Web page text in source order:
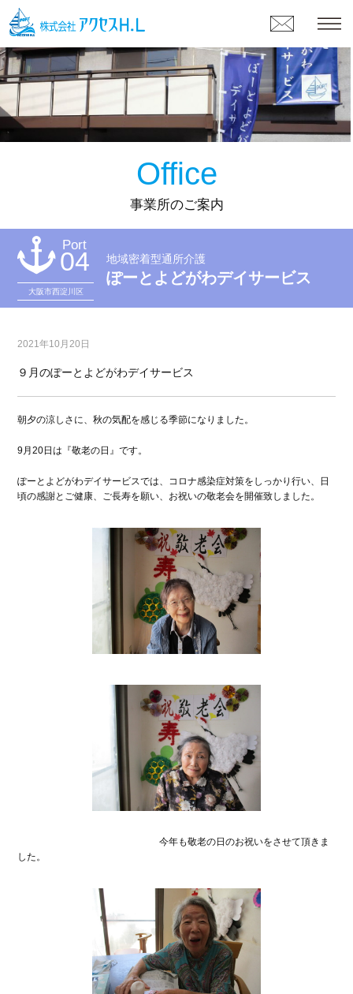
Office
事業所のご案内
Port
04
大阪市西淀川区
地域密着型通所介護
ぽーとよどがわデイサービス
2021年10月20日
９月のぽーとよどがわデイサービス
朝夕の涼しさに、秋の気配を感じる季節になりました。
9月20日は『敬老の日』です。
ぽーとよどがわデイサービスでは、コロナ感染症対策をしっかり行い、日
頃の感謝とご健康、ご長寿を願い、お祝いの敬老会を開催致しました。
今年も敬老の日のお祝いをさせて頂きま
した。